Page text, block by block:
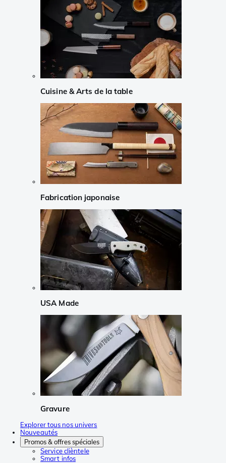
Cuisine & Arts de la table
Fabrication japonaise
USA Made
Gravure
Explorer tous nos univers
Nouveautés
Promos & offres spéciales
Service clièntele
Smart infos